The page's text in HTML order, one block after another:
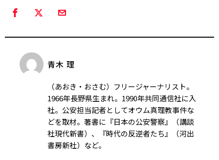
青木 理
（あおき・おさむ）フリージャーナリスト。
1966年長野県生まれ。1990年共同通信社に入
社。公安担当記者としてオウム真理教事件な
どを取材。著書に『日本の公安警察』（講談
社現代新書）、『時代の反逆者たち』（河出
書房新社）など。